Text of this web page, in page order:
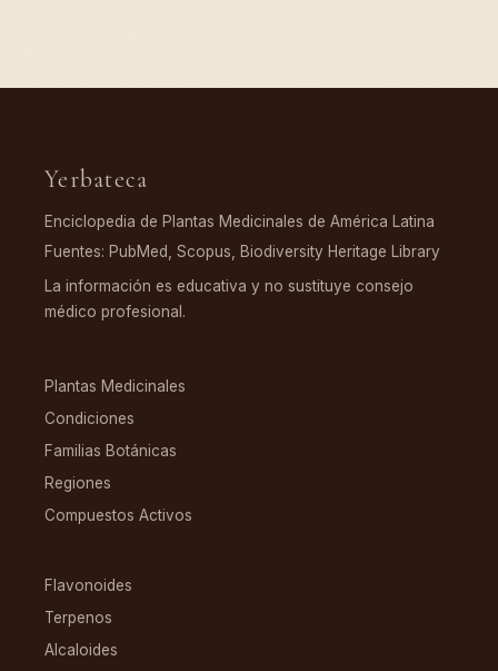
Yerbateca
Enciclopedia de Plantas Medicinales de América Latina
Fuentes: PubMed, Scopus, Biodiversity Heritage Library
La información es educativa y no sustituye consejo
médico profesional.
Plantas Medicinales
Condiciones
Familias Botánicas
Regiones
Compuestos Activos
Flavonoides
Terpenos
Alcaloides